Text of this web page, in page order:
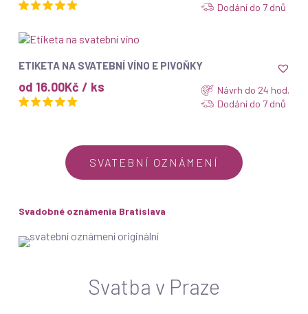
Dodání do 7 dnů
ZOBRAZIT
ETIKETA NA SVATEBNÍ VÍNO E PIVOŇKY
od 16.00Kč / ks
Návrh do 24 hod.
Dodání do 7 dnů
SVATEBNÍ OZNÁMENÍ
Svadobné oznámenia Bratislava
Svatba v Praze